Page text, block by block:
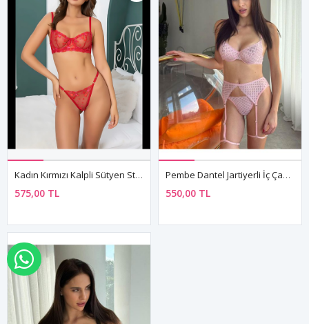
Kadın Kırmızı Kalpli Sütyen String Seksi Transparan Fantezi İç Çamaşırı Takımı
575,00 TL
Pembe Dantel Jartiyerli İç Çamaşırı Takımı Balconette Sütyen Yüksek Bel Külot
550,00 TL
WHATSAPP İLE SİPARİŞ VER